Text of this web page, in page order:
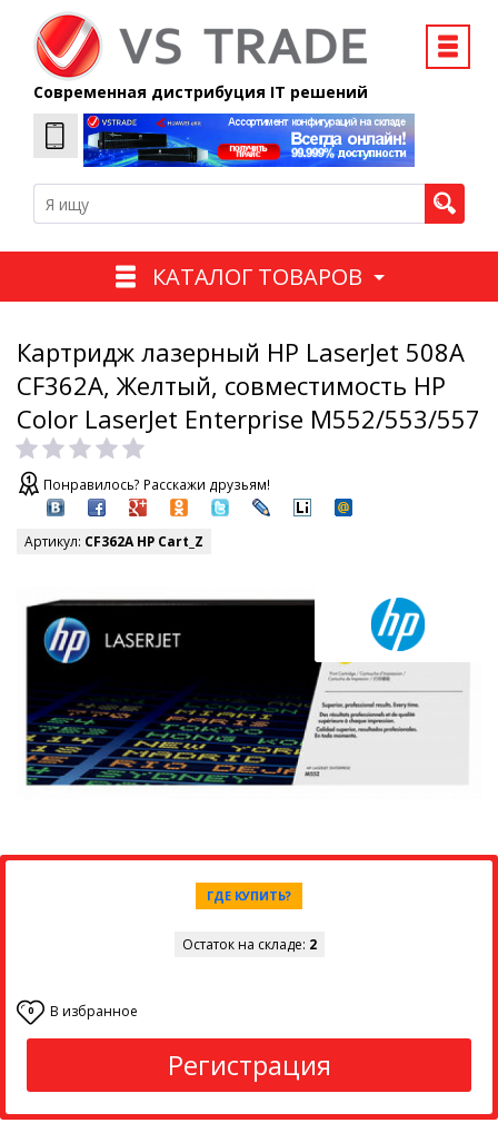
Современная дистрибуция IT решений
КАТАЛОГ ТОВАРОВ
Картридж лазерный HP LaserJet 508A
CF362A, Желтый, совместимость HP
Color LaserJet Enterprise M552/553/557
Понравилось? Расскажи друзьям!
Артикул: CF362A HP Cart_Z
ГДЕ КУПИТЬ?
Остаток на складе: 2
0 В избранное
Регистрация